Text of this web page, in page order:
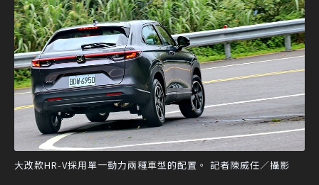
大改款HR-V採用單一動力兩種車型的配置。 記者陳威任／攝影